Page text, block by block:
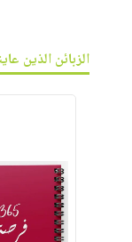
الزبائن الذين